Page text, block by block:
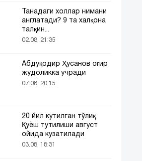
Танадаги холлар нимани
англатади? 9 та халқона
талқин...
02.08, 21:35
Абдуқодир Ҳусанов оғир
жудоликка учради
07.08, 20:15
20 йил кутилган тўлиқ
Қуёш тутилиши август
ойида кузатилади
03.08, 18:31